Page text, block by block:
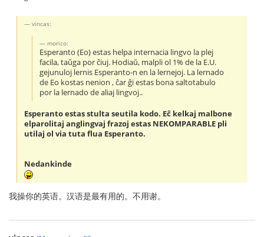
vincas:
morico:
Esperanto (Eo) estas helpa internacia lingvo la plej
facila, taŭga por ĉiuj. Hodiaŭ, malpli ol 1% de la E.U.
gejunuloj lernis Esperanto-n en la lernejoj. La lernado
de Eo kostas nenion , ĉar ĝi estas bona saltotabulo
por la lernado de aliaj lingvoj..
Esperanto estas stulta seutila kodo. Eĉ kelkaj malbone
elparolitaj anglingvaj frazoj estas NEKOMPARABLE pli
utilaj ol via tuta flua Esperanto.
Nedankinde
我操你的英语。汉语是最有用的。不用谢。